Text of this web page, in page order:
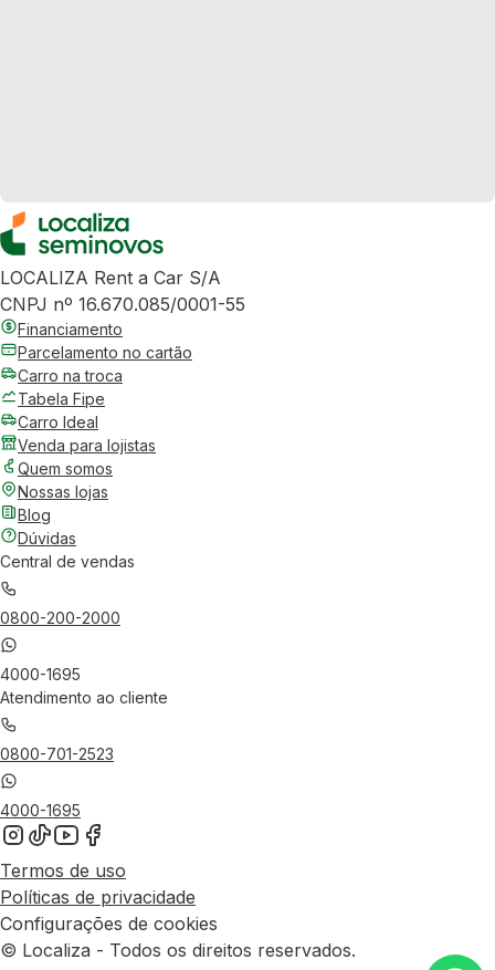
LOCALIZA Rent a Car S/A
CNPJ nº 16.670.085/0001-55
Financiamento
Parcelamento no cartão
Carro na troca
Tabela Fipe
Carro Ideal
Venda para lojistas
Quem somos
Nossas lojas
Blog
Dúvidas
Central de vendas
0800-200-2000
4000-1695
Atendimento ao cliente
0800-701-2523
4000-1695
Termos de uso
Políticas de privacidade
Configurações de cookies
© Localiza - Todos os direitos reservados.